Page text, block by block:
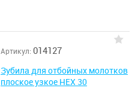
Артикул: 014127
Зубила для отбойных молотков
плоское узкое HEX 30